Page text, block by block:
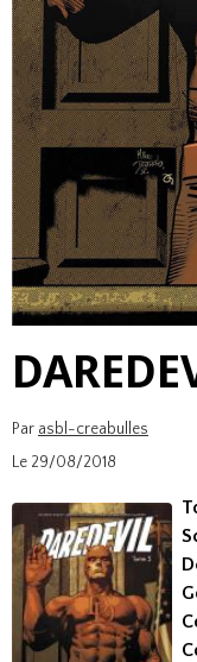
Par asbl-creabulles
Le 29/08/2018